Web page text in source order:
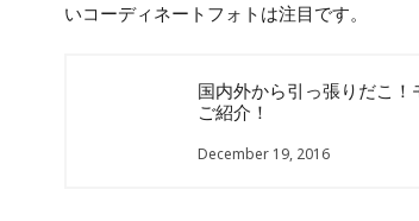
いコーディネートフォトは注目です。
国内外から引っ張りだこ
ご紹介！
December 19, 2016